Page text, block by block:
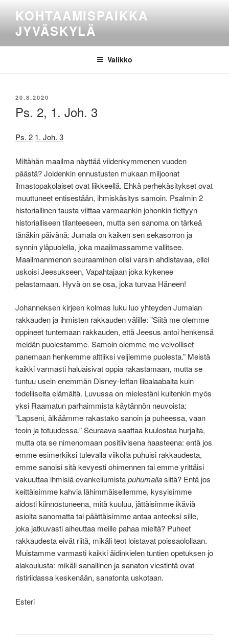
sisältöönKOHTAAMISPAIKKA
JYVÄSKYLÄ
Valikko
JULKAISTU
20.8.2020
Ps. 2, 1. Joh. 3
Ps. 2 1. Joh. 3
Miltähän maailma näyttää viidenkymmenen vuoden
päästä? Joidenkin ennustusten mukaan miljoonat
ilmastopakolaiset ovat liikkeellä. Ehkä perhekäsitykset ovat
muuttuneet entisestään, ihmiskäsitys samoin. Psalmin 2
historiallinen tausta viittaa varmaankin johonkin tiettyyn
historialliseen tilanteeseen, mutta sen sanoma on tärkeä
tänäkin päivänä: Jumala on kaiken sen sekasorron ja
synnin yläpuolella, joka maailmassamme vallitsee.
Maailmanmenon seuraaminen olisi varsin ahdistavaa, ellei
uskoisi Jeesukseen, Vapahtajaan joka kykenee
pelastamaan. Hyvä on se osa, joka turvaa Häneen!
Johanneksen kirjeen kolmas luku luo yhteyden Jumalan
rakkauden ja ihmisten rakkauden välille: ”Siitä me olemme
oppineet tuntemaan rakkauden, että Jeesus antoi henkensä
meidän puolestamme. Samoin olemme me velvolliset
panemaan henkemme alttiiksi veljiemme puolesta.” Meistä
kaikki varmasti haluaisivat oppia rakastamaan, mutta se
tuntuu usein enemmän Disney-leffan liibalaabalta kuin
todelliselta elämältä. Luvussa on mielestäni kuitenkin myös
yksi Raamatun parhaimmista käytännön neuvoista:
”Lapseni, älkäämme rakastako sanoin ja puheessa, vaan
teoin ja totuudessa.” Seuraava saattaa kuulostaa hurjalta,
mutta ota se nimenomaan positiivisena haasteena: entä jos
emme esimerkiksi tulevalla viikolla puhuisi rakkaudesta,
emme sanoisi sitä kevyesti ohimennen tai emme yrittäisi
vakuuttaa ihmisiä evankeliumistapuhumallasiitä? Entä jos
keittäisimme kahvia lähimmäisellemme, kysyisimme
aidosti kiinnostuneena, mitä kuuluu, jättäisimme ikäviä
asioita sanomatta tai päättäisimme antaa anteeksi sille,
joka jatkuvasti aiheuttaa meille pahaa mieltä? Puheet
rakkaudesta eivät riitä, mikäli teot loistavat poissaolollaan.
Muistamme varmasti kaikki äidinkielen tuntien opetuksen jo
alakoulusta: mikäli sanallinen ja sanaton viestintä ovat
ristiriidassa keskenään, sanatonta uskotaan.
Esteri